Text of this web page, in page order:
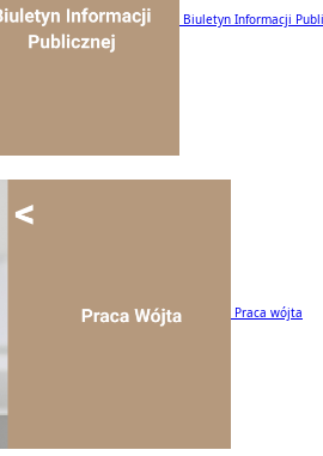
Biuletyn Informacji
Praca wójta